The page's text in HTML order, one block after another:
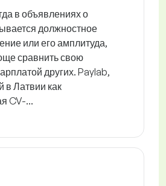
в объявлениях о
должностное
или его амплитуда,
сравнить свою
других. Paylab,
Латвии как
CV-...